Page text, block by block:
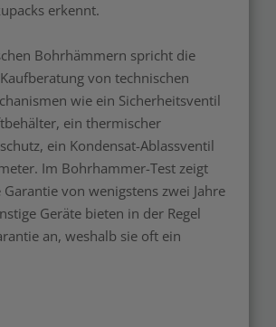
erkennt.
Bohrhämmern spricht die
von technischen
wie ein Sicherheitsventil
ein thermischer
ein Kondensat-Ablassventil
Im Bohrhammer-Test zeigt
Garantie von wenigstens zwei Jahre
Geräte bieten in der Regel
an, weshalb sie oft ein